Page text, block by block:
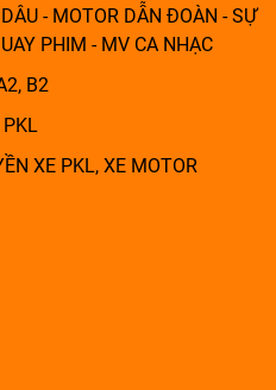
- MOTOR DẪN ĐOÀN - SỰ
PHIM - MV CA NHẠC
B2
PKL
XE PKL, XE MOTOR